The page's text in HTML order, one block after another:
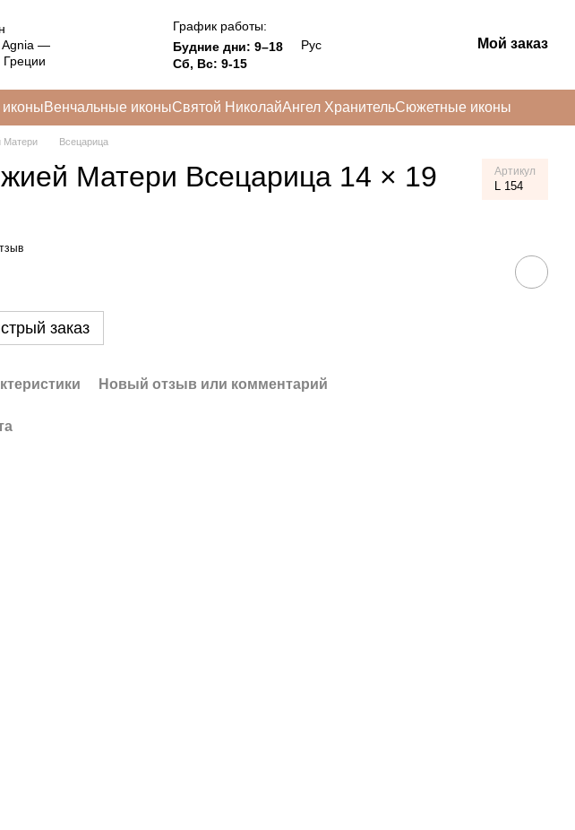
График работы:
Будние дни: 9–18
Сб, Вс: 9-15
Рус Мой заказ
Венчальные иконыСвятой НиколайАнгел ХранительСюжетные иконы
Матери Всецарица
Матери Всецарица 14 × 19
Артикул
L 154
заказ
Новый отзыв или комментарий